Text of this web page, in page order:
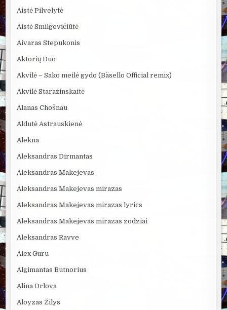
Aistė Pilvelytė
Aistė Smilgevičiūtė
Aivaras Stepukonis
Aktorių Duo
Akvilė – Sako meilė gydo (Bäsello Official remix)
Akvilė Staražinskaitė
Alanas Chošnau
Aldutė Astrauskienė
Alekna
Aleksandras Dirmantas
Aleksandras Makejevas
Aleksandras Makejevas mirazas
Aleksandras Makejevas mirazas lyrics
Aleksandras Makejevas mirazas zodziai
Aleksandras Ravve
Alex Guru
Algimantas Butnorius
Alina Orlova
Aloyzas Žilys